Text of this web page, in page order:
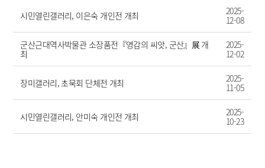
시민열린갤러리, 이은숙 개인전 개최
2025-
12-08
군산근대역사박물관 소장품전『영감의 씨앗, 군산』展 개
최
2025-
12-02
장미갤러리, 초묵회 단체전 개최
2025-
11-05
시민열린갤러리, 안미숙 개인전 개최
2025-
10-23